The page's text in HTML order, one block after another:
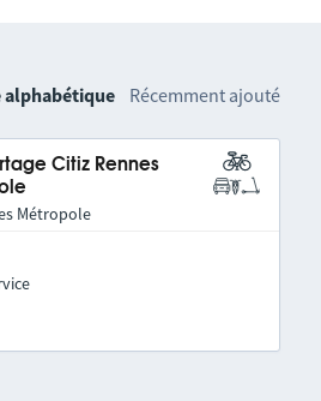
alphabétique Récemment ajouté
Citiz Rennes
Métropole